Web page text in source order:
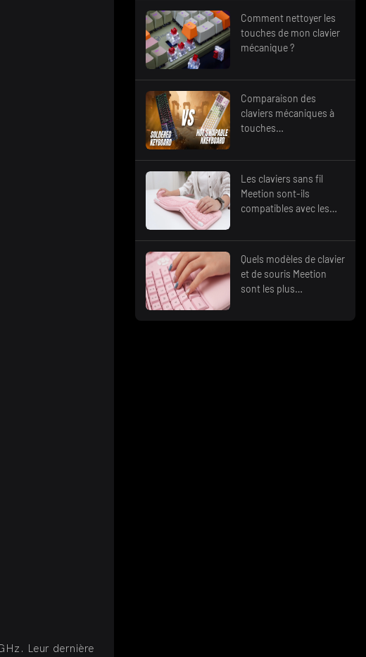
Leur dernière
Comment nettoyer les
touches de mon clavier
mécanique ?
Comparaison des
claviers mécaniques à
touches
chaud et des claviers
mécaniques soudés
Les claviers sans fil
Meetion sont-ils
compatibles avec les
Quels modèles de clavier
et de souris Meetion
sont les plus